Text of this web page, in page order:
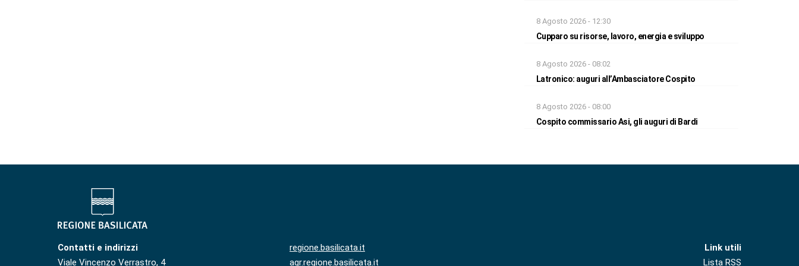
8 Agosto 2026 - 12:30
Cupparo su risorse, lavoro, energia e sviluppo
8 Agosto 2026 - 08:02
Latronico: auguri all’Ambasciatore Cospito
8 Agosto 2026 - 08:00
Cospito commissario Asi, gli auguri di Bardi
Contatti e indirizzi
Viale Vincenzo Verrastro, 4
regione.basilicata.it
agr.regione.basilicata.it
Link utili
Lista RSS